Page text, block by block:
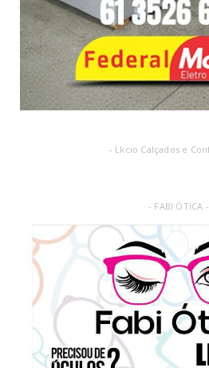
- Lkcio Calçados e
- FABI ÓTICA -